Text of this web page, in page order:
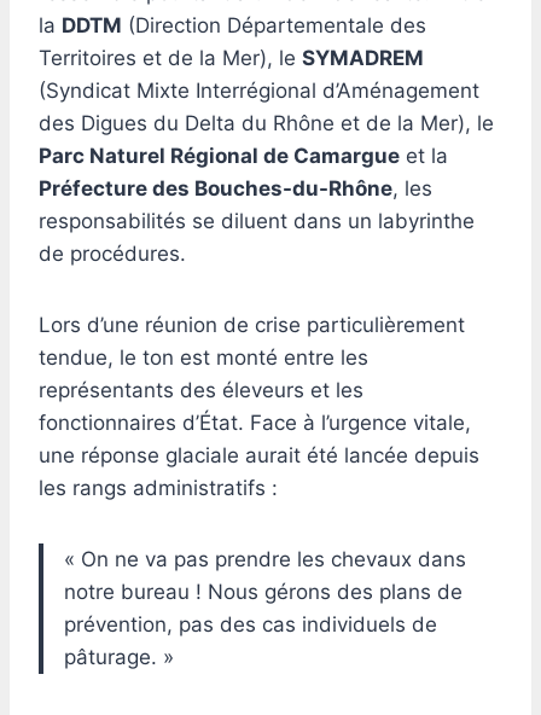
la DDTM (Direction Départementale des
Territoires et de la Mer), le SYMADREM
(Syndicat Mixte Interrégional d’Aménagement
des Digues du Delta du Rhône et de la Mer), le
Parc Naturel Régional de Camargue et la
Préfecture des Bouches-du-Rhône, les
responsabilités se diluent dans un labyrinthe
de procédures.
Lors d’une réunion de crise particulièrement
tendue, le ton est monté entre les
représentants des éleveurs et les
fonctionnaires d’État. Face à l’urgence vitale,
une réponse glaciale aurait été lancée depuis
les rangs administratifs :
« On ne va pas prendre les chevaux dans
notre bureau ! Nous gérons des plans de
prévention, pas des cas individuels de
pâturage. »